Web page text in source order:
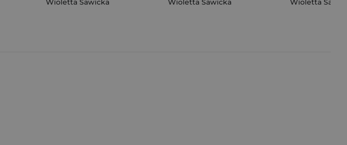
Wioletta Sawicka Wioletta Sawicka Wioletta